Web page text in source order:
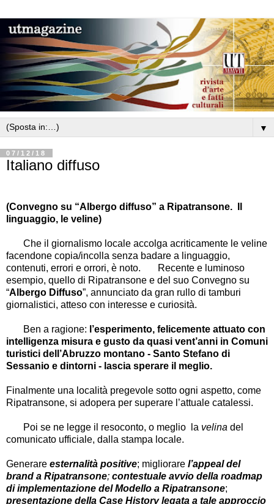
▼
07/12/18
Italiano diffuso
(Convegno su “Albergo diffuso” a Ripatransone. Il
linguaggio, le veline)
Che il giornalismo locale accolga acriticamente le veline
facendone copia/incolla senza badare a linguaggio,
contenuti, errori e orrori, è noto.
Recente e luminoso
esempio, quello di Ripatransone e del suo Convegno su
“Albergo Diffuso”, annunciato da gran rullo di tamburi
giornalistici, atteso con interesse e curiosità.
Ben a ragione: l’esperimento, felicemente attuato con
intelligenza misura e gusto da quasi vent’anni in Comuni
turistici dell’Abruzzo montano - Santo Stefano di
Sessanio e dintorni - lascia sperare il meglio.
Finalmente una località pregevole sotto ogni aspetto, come
Ripatransone, si adopera per superare l’attuale catalessi.
Poi se ne legge il resoconto, o meglio la velina del
comunicato ufficiale, dalla stampa locale.
Generare esternalità positive; migliorare l’appeal del
brand a Ripatransone; contestuale avvio della roadmap
di implementazione del Modello a Ripatransone;
presentazione della Case History legata a tale approccio